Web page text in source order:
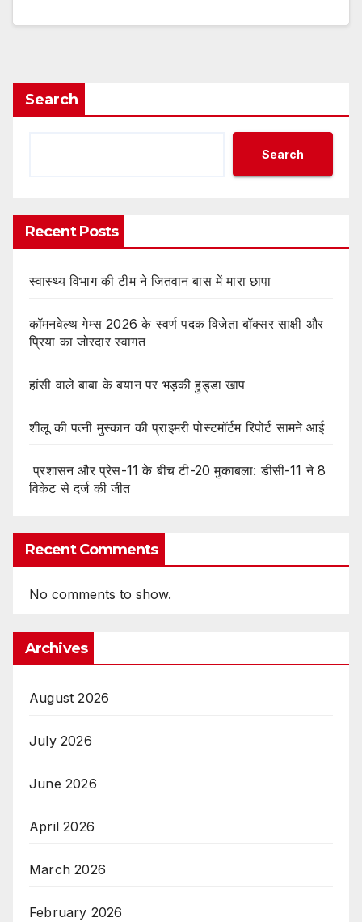
Search
Search
Recent Posts
स्वास्थ्य विभाग की टीम ने जितवान बास में मारा छापा
कॉमनवेल्थ गेम्स 2026 के स्वर्ण पदक विजेता बॉक्सर साक्षी और
प्रिया का जोरदार स्वागत
हांसी वाले बाबा के बयान पर भड़की हुड्डा खाप
शीलू की पत्नी मुस्कान की प्राइमरी पोस्टमॉर्टम रिपोर्ट सामने आई
प्रशासन और प्रेस-11 के बीच टी-20 मुकाबला: डीसी-11 ने 8
विकेट से दर्ज की जीत
Recent Comments
No comments to show.
Archives
August 2026
July 2026
June 2026
April 2026
March 2026
February 2026